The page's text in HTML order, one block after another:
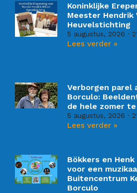
Koninklijke
Meester Hendrik
Heuvelstichting
5 augustus, 2026
Lees verder »
Verborgen parel
Borculo:
de hele zomer
5 augustus, 2026
Lees verder »
Bökkers en
voor een
Buitencentrum
Borculo